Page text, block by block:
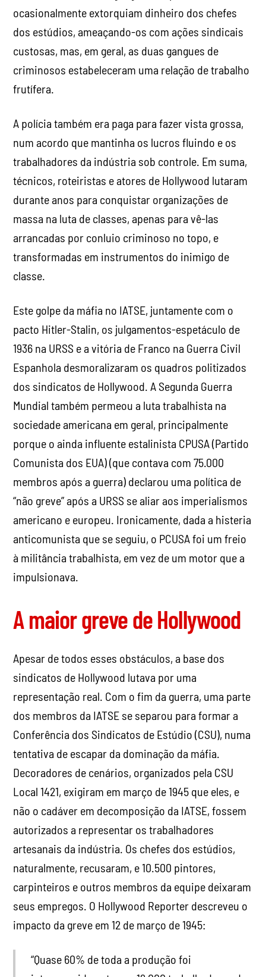
ocasionalmente extorquiam dinheiro dos chefes
dos estúdios, ameaçando-os com ações sindicais
custosas, mas, em geral, as duas gangues de
criminosos estabeleceram uma relação de trabalho
frutífera.
A polícia também era paga para fazer vista grossa,
num acordo que mantinha os lucros fluindo e os
trabalhadores da indústria sob controle. Em suma,
técnicos, roteiristas e atores de Hollywood lutaram
durante anos para conquistar organizações de
massa na luta de classes, apenas para vê-las
arrancadas por conluio criminoso no topo, e
transformadas em instrumentos do inimigo de
classe.
Este golpe da máfia no IATSE, juntamente com o
pacto Hitler-Stalin, os julgamentos-espetáculo de
1936 na URSS e a vitória de Franco na Guerra Civil
Espanhola desmoralizaram os quadros politizados
dos sindicatos de Hollywood. A Segunda Guerra
Mundial também permeou a luta trabalhista na
sociedade americana em geral, principalmente
porque o ainda influente estalinista CPUSA (Partido
Comunista dos EUA) (que contava com 75.000
membros após a guerra) declarou uma política de
“não greve” após a URSS se aliar aos imperialismos
americano e europeu. Ironicamente, dada a histeria
anticomunista que se seguiu, o PCUSA foi um freio
à militância trabalhista, em vez de um motor que a
impulsionava.
A maior greve de Hollywood
Apesar de todos esses obstáculos, a base dos
sindicatos de Hollywood lutava por uma
representação real. Com o fim da guerra, uma parte
dos membros da IATSE se separou para formar a
Conferência dos Sindicatos de Estúdio (CSU), numa
tentativa de escapar da dominação da máfia.
Decoradores de cenários, organizados pela CSU
Local 1421, exigiram em março de 1945 que eles, e
não o cadáver em decomposição da IATSE, fossem
autorizados a representar os trabalhadores
artesanais da indústria. Os chefes dos estúdios,
naturalmente, recusaram, e 10.500 pintores,
carpinteiros e outros membros da equipe deixaram
seus empregos. O Hollywood Reporter descreveu o
impacto da greve em 12 de março de 1945:
“Quase 60% de toda a produção foi